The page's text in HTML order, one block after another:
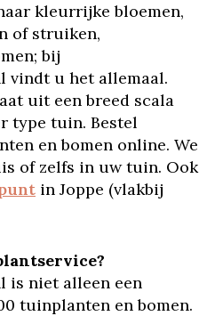
kleurrijke bloemen,
of struiken,
bij
vindt u het allemaal.
uit een breed scala
type tuin. Bestel
en bomen online. We
of zelfs in uw tuin. Ook
in Joppe (vlakbij
is niet alleen een
tuinplanten en bomen.